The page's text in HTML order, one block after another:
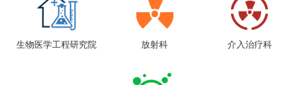
生物医学工程研究院 放射科 介入治疗科